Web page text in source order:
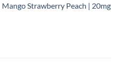
Strawberry Peach | 20mg